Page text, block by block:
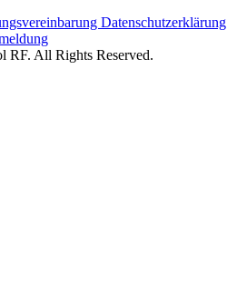
Datenschutzerklärung
RF. All Rights Reserved.